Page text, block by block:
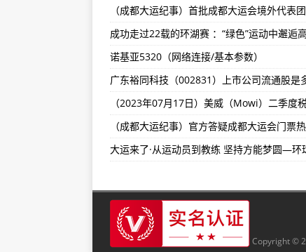
诺基亚N8（基本参数/重要参数/
（2023年07月03日）第六届中
浙江方正电机（002196）上市
福建游族网络（002174）上市
诺基亚5320（网络连接/基本参数）
Copyright ©